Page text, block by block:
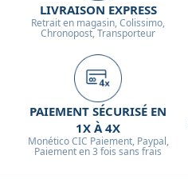
LIVRAISON EXPRESS
Retrait en magasin, Colissimo,
Chronopost, Transporteur
PAIEMENT SÉCURISÉ EN
1X À 4X
Monético CIC Paiement, Paypal,
Paiement en 3 fois sans frais